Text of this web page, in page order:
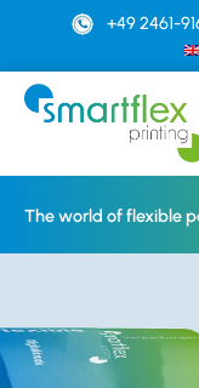
+49 2461-
The world of flexible